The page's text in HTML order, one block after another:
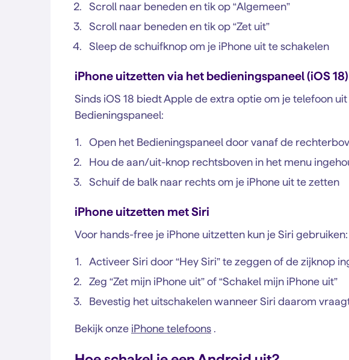
Scroll naar beneden en tik op “Algemeen”
Scroll naar beneden en tik op “Zet uit”
Sleep de schuifknop om je iPhone uit te schakelen
iPhone uitzetten via het bedieningspaneel (iOS 18)
Sinds iOS 18 biedt Apple de extra optie om je telefoon
Bedieningspaneel:
Open het Bedieningspaneel door vanaf de
Hou de aan/uit-knop rechtsboven in het menu
Schuif de balk naar rechts om je iPhone uit te zetten
iPhone uitzetten met Siri
Voor hands-free je iPhone uitzetten kun je Siri gebruiken:
Activeer Siri door “Hey Siri” te zeggen of de zijknop
Zeg “Zet mijn iPhone uit” of “Schakel mijn iPhone uit”
Bevestig het uitschakelen wanneer Siri daarom
Bekijk onze iPhone telefoons .